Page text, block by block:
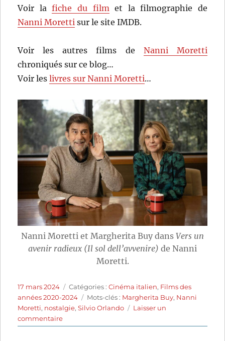
Voir lafiche du filmet la filmographie de
Nanni Moretti sur le site IMDB.
Voir les autres films de Nanni Moretti
chroniqués sur ce blog…
Voir leslivres sur Nanni Moretti…
Nanni Moretti et Margherita Buy dans Vers un
avenir radieux (Il sol dell’avvenire) de Nanni
Moretti.
Publié
le
17 mars 2024 Catégories
Catégories :Cinéma italien, Films des
années 2020-2024
Étiquettes
Mots-clés : Margherita Buy, Nanni
Moretti, nostalgie,Silvio Orlando
Laisser un
commentairesur
Vers